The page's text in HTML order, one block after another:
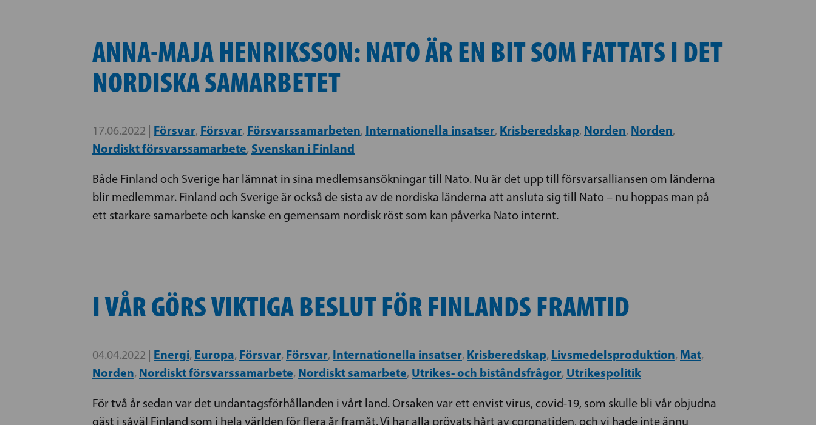
ANNA-MAJA HENRIKSSON: NATO ÄR EN BIT SOM FATTATS I DET
NORDISKA SAMARBETET
17.06.2022 | Försvar, Försvar, Försvarssamarbeten, Internationella insatser, Krisberedskap, Norden, Norden,
Nordiskt försvarssamarbete, Svenskan i Finland
Både Finland och Sverige har lämnat in sina medlemsansökningar till Nato. Nu är det upp till försvarsalliansen om länderna
blir medlemmar. Finland och Sverige är också de sista av de nordiska länderna att ansluta sig till Nato – nu hoppas man på
ett starkare samarbete och kanske en gemensam nordisk röst som kan påverka Nato internt.
I VÅR GÖRS VIKTIGA BESLUT FÖR FINLANDS FRAMTID
04.04.2022 | Energi, Europa, Försvar, Försvar, Internationella insatser, Krisberedskap, Livsmedelsproduktion, Mat,
Norden, Nordiskt försvarssamarbete, Nordiskt samarbete, Utrikes- och biståndsfrågor, Utrikespolitik
För två år sedan var det undantagsförhållanden i vårt land. Orsaken var ett envist virus, covid-19, som skulle bli vår objudna
gäst i såväl Finland som i hela världen för flera år framåt. Vi har alla prövats hårt av coronatiden, och vi hade inte ännu